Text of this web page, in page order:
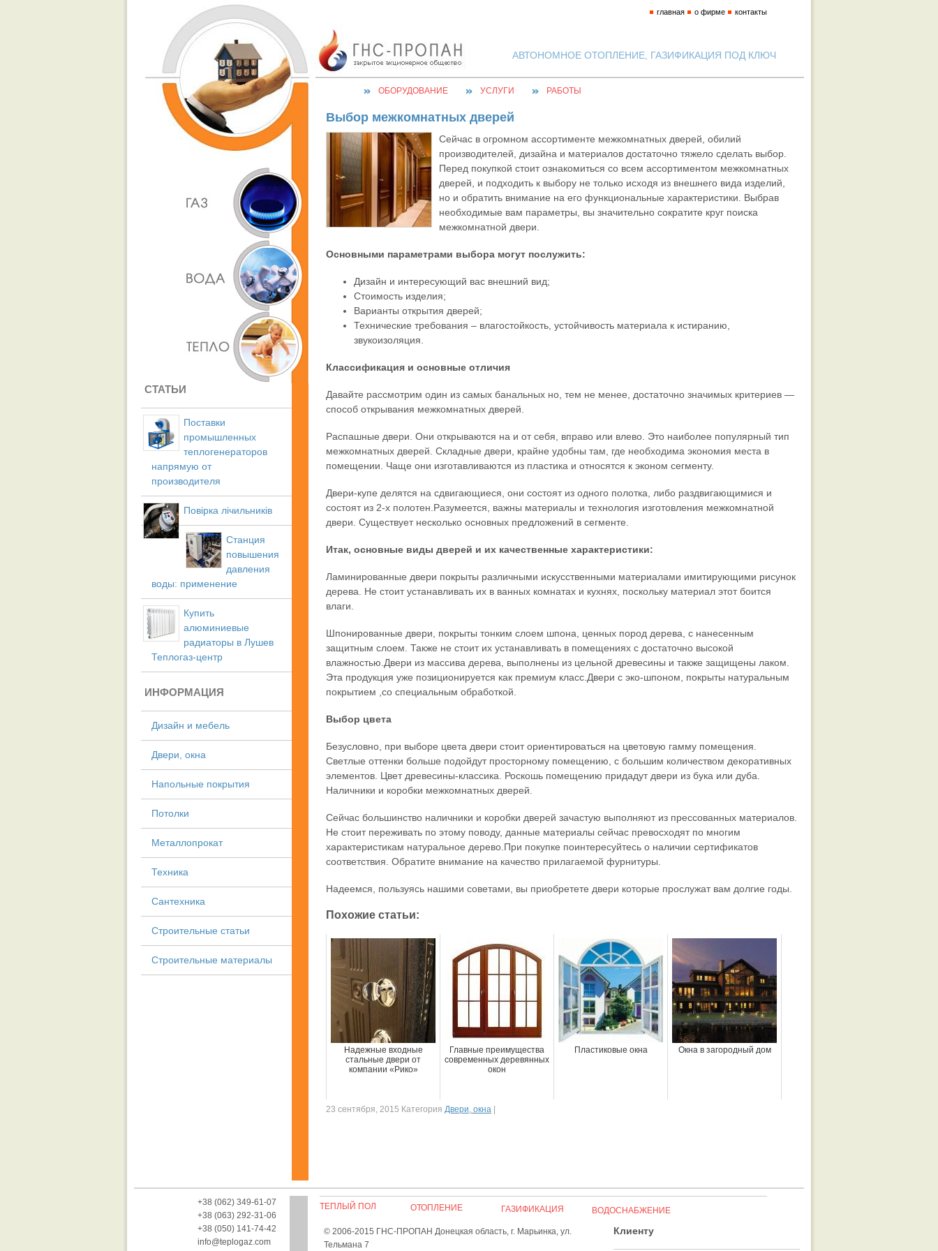
АВТОНОМНОЕ ОТОПЛЕНИЕ, ГАЗИФИКАЦИЯ ПОД КЛЮЧ
главная о фирме контакты
ОБОРУДОВАНИЕ УСЛУГИ РАБОТЫ
СТАТЬИ
Поставки
промышленных
теплогенераторов
напрямую от
производителя
Повірка лічильників
Станция
повышения
давления
воды: применение
Купить
алюминиевые
радиаторы в Лушев
Теплогаз-центр
ИНФОРМАЦИЯ
Дизайн и мебель
Двери, окна
Напольные покрытия
Потолки
Металлопрокат
Техника
Сантехника
Строительные статьи
Строительные материалы
Выбор межкомнатных дверей
Сейчас в огромном ассортименте межкомнатных дверей, обилий
производителей, дизайна и материалов достаточно тяжело сделать выбор.
Перед покупкой стоит ознакомиться со всем ассортиментом межкомнатных
дверей, и подходить к выбору не только исходя из внешнего вида изделий,
но и обратить внимание на его функциональные характеристики. Выбрав
необходимые вам параметры, вы значительно сократите круг поиска
межкомнатной двери.
Основными параметрами выбора могут послужить:
Дизайн и интересующий вас внешний вид;
Стоимость изделия;
Варианты открытия дверей;
Технические требования – влагостойкость, устойчивость материала к истиранию,
звукоизоляция.
Классификация и основные отличия
Давайте рассмотрим один из самых банальных но, тем не менее, достаточно значимых критериев —
способ открывания межкомнатных дверей.
Распашные двери. Они открываются на и от себя, вправо или влево. Это наиболее популярный тип
межкомнатных дверей. Складные двери, крайне удобны там, где необходима экономия места в
помещении. Чаще они изготавливаются из пластика и относятся к эконом сегменту.
Двери-купе делятся на сдвигающиеся, они состоят из одного полотка, либо раздвигающимися и
состоят из 2-х полотен.Разумеется, важны материалы и технология изготовления межкомнатной
двери. Существует несколько основных предложений в сегменте.
Итак, основные виды дверей и их качественные характеристики:
Ламинированные двери покрыты различными искусственными материалами имитирующими рисунок
дерева. Не стоит устанавливать их в ванных комнатах и кухнях, поскольку материал этот боится
влаги.
Шпонированные двери, покрыты тонким слоем шпона, ценных пород дерева, с нанесенным
защитным слоем. Также не стоит их устанавливать в помещениях с достаточно высокой
влажностью.Двери из массива дерева, выполнены из цельной древесины и также защищены лаком.
Эта продукция уже позиционируется как премиум класс.Двери с эко-шпоном, покрыты натуральным
покрытием ,со специальным обработкой.
Выбор цвета
Безусловно, при выборе цвета двери стоит ориентироваться на цветовую гамму помещения.
Светлые оттенки больше подойдут просторному помещению, с большим количеством декоративных
элементов. Цвет древесины-классика. Роскошь помещению придадут двери из бука или дуба.
Наличники и коробки межкомнатных дверей.
Сейчас большинство наличники и коробки дверей зачастую выполняют из прессованных материалов.
Не стоит переживать по этому поводу, данные материалы сейчас превосходят по многим
характеристикам натуральное дерево.При покупке поинтересуйтесь о наличии сертификатов
соответствия. Обратите внимание на качество прилагаемой фурнитуры.
Надеемся, пользуясь нашими советами, вы приобретете двери которые прослужат вам долгие годы.
Похожие статьи:
Надежные входные
стальные двери от
компании «Рико»
Главные преимущества
современных деревянных
окон
Пластиковые окна Окна в загородный дом
23 сентября, 2015 Категория Двери, окна
+38 (062) 349-61-07
+38 (063) 292-31-06
+38 (050) 141-74-42
info@teplogaz.com
ТЕПЛЫЙ ПОЛ ОТОПЛЕНИЕ ГАЗИФИКАЦИЯ ВОДОСНАБЖЕНИЕ
© 2006-2015 ГНС-ПРОПАН Донецкая область, г. Марьинка, ул.
Тельмана 7
Клиенту